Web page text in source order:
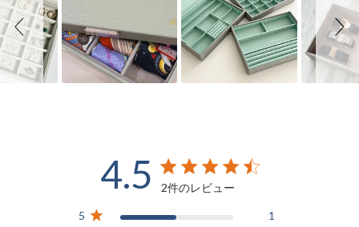
4.5 4.5 out of 5 stars 2 total reviews
2件のレビュー
5
1